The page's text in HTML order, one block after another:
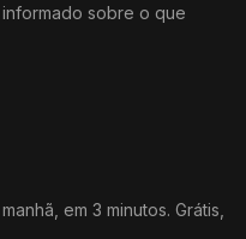
sobre o que
em 3 minutos. Grátis,